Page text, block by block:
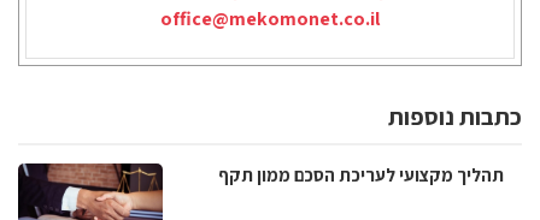
office@mekomonet.co.il
כתבות נוספות
תהליך מקצועי לעריכת הסכם ממון תקף